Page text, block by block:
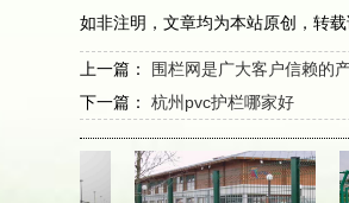
如非注明，文章均为本站原创，转载
上一篇：
围栏网是广大客户信赖的
下一篇：杭州pvc护栏哪家好